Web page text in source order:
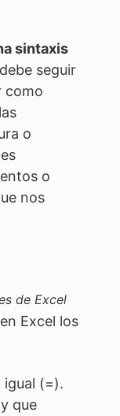
sintaxis
seguir
como
o
o
nos
de Excel
Excel los
igual (=).
que